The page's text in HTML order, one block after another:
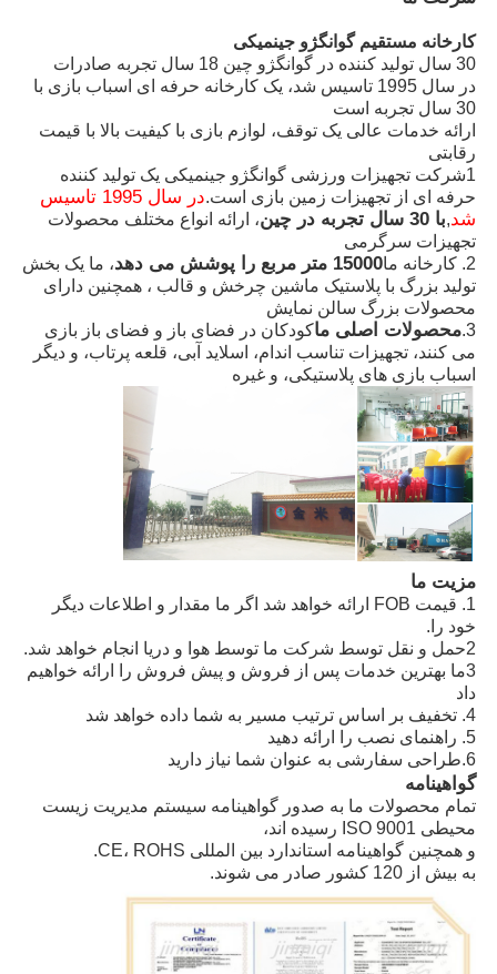
لغزش آب بزرگ
تجهیزات پارک آبی
زمین بازی طناب نوردی
تجهیزات زمین بازی چوبی
کارخانه مستقیم گوانگژو جینمیکی
30 سال توليد کننده در گوانگژو چين 18 سال تجربه صادرات
در سال 1995 تاسیس شد، یک کارخانه حرفه ای اسباب بازی با
30 سال تجربه است
ارائه خدمات عالی یک توقف، لوازم بازی با کیفیت بالا با قیمت
رقابتی
1شرکت تجهیزات ورزشی گوانگژو جینمیکی یک تولید کننده
حرفه ای از تجهیزات زمین بازی است.
در سال 1995 تاسیس
شد,با 30 سال تجربه در چین
، ارائه انواع مختلف محصولات
تجهیزات سرگرمی
2. کارخانه ما
15000 متر مربع را پوشش می دهد
، ما یک بخش
تولید بزرگ با پلاستیک ماشین چرخش و قالب ، همچنین دارای
محصولات بزرگ سالن نمایش
3. محصولات اصلی ماکودکان در فضای باز و فضای باز بازی
می کنند، تجهیزات تناسب اندام، اسلاید آبی، قلعه پرتاب، و دیگر
اسباب بازی های پلاستیکی، و غیره
مزیت ما
1. قیمت FOB ارائه خواهد شد اگر ما مقدار و اطلاعات دیگر
خود را.
2حمل و نقل توسط شرکت ما توسط هوا و دریا انجام خواهد شد.
3ما بهترین خدمات پس از فروش و پیش فروش را ارائه خواهیم
داد
4. تخفیف بر اساس ترتیب مسیر به شما داده خواهد شد
5. راهنمای نصب را ارائه دهید
6.طراحی سفارشی به عنوان شما نیاز دارید
گواهینامه
تمام محصولات ما به صدور گواهینامه سیستم مدیریت زیست
محیطی ISO 9001 رسیده اند،
و همچنین گواهینامه استاندارد بین المللی CE، ROHS.
به بیش از 120 کشور صادر می شوند.